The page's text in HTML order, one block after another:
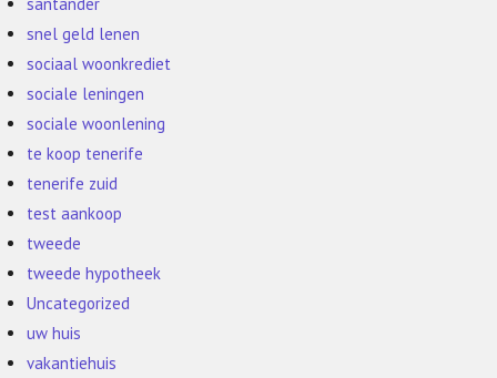
snel geld lenen
sociaal woonkrediet
sociale leningen
sociale woonlening
te koop tenerife
tenerife zuid
test aankoop
tweede
tweede hypotheek
Uncategorized
uw huis
vakantiehuis